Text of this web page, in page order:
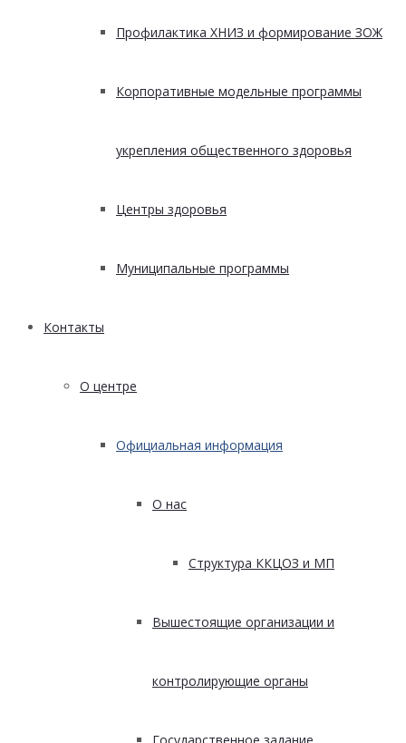
Профилактика ХНИЗ и формирование ЗОЖ
Корпоративные модельные программы
укрепления общественного здоровья
Центры здоровья
Муниципальные программы
Контакты
О центре
Официальная информация
О нас
Структура ККЦОЗ и МП
Вышестоящие организации и
контролирующие органы